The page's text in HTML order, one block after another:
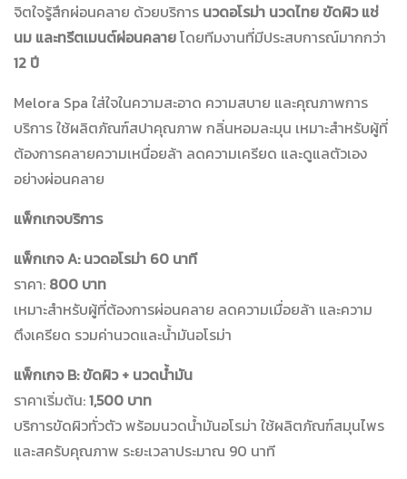
จิตใจรู้สึกผ่อนคลาย ด้วยบริการ นวดอโรม่า นวดไทย ขัดผิว แช่
นม และทรีตเมนต์ผ่อนคลายโดยทีมงานที่มีประสบการณ์มากกว่า
12 ปี
Melora Spa ใส่ใจในความสะอาด ความสบาย และคุณภาพการ
บริการ ใช้ผลิตภัณฑ์สปาคุณภาพ กลิ่นหอมละมุน เหมาะสำหรับผู้ที่
ต้องการคลายความเหนื่อยล้า ลดความเครียด และดูแลตัวเอง
อย่างผ่อนคลาย
แพ็กเกจบริการ
แพ็กเกจ A: นวดอโรม่า 60 นาที
ราคา: 800 บาท
เหมาะสำหรับผู้ที่ต้องการผ่อนคลาย ลดความเมื่อยล้า และความ
ตึงเครียด รวมค่านวดและน้ำมันอโรม่า
แพ็กเกจ B: ขัดผิว + นวดน้ำมัน
ราคาเริ่มต้น:1,500 บาท
บริการขัดผิวทั่วตัว พร้อมนวดน้ำมันอโรม่า ใช้ผลิตภัณฑ์สมุนไพร
และสครับคุณภาพ ระยะเวลาประมาณ 90 นาที